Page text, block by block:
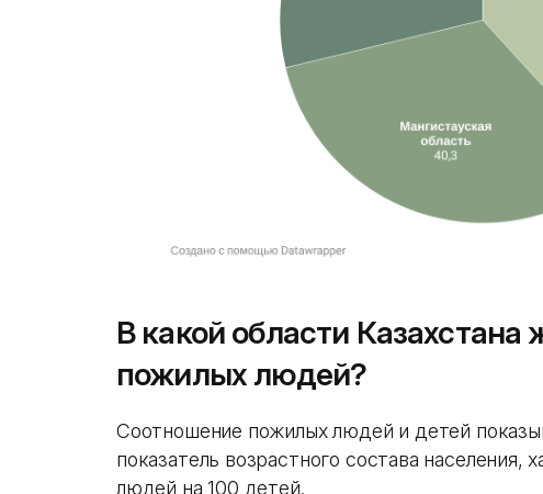
В какой области Казахстана
пожилых людей?
Соотношение пожилых людей и детей
показатель возрастного состава
людей на 100 детей.